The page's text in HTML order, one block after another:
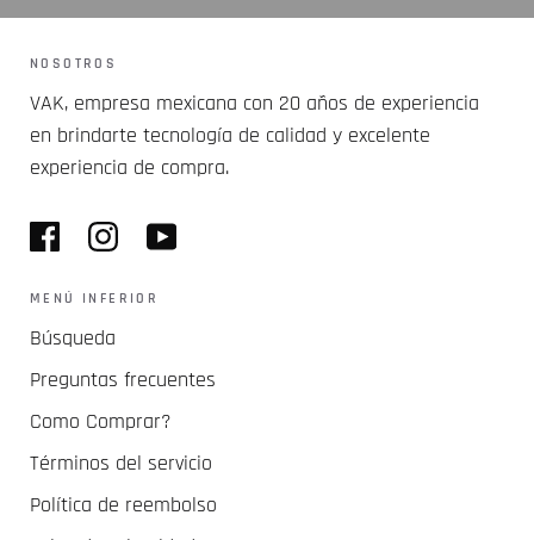
NOSOTROS
VAK, empresa mexicana con 20 años de experiencia
en brindarte tecnología de calidad y excelente
experiencia de compra.
MENÚ INFERIOR
Búsqueda
Preguntas frecuentes
Como Comprar?
Términos del servicio
Política de reembolso